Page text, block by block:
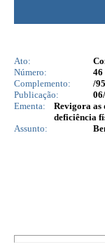
Ato:
Número:
46
Complemento:
/95
Publicação:
Ementa:
Revigora as
deficiência
Assunto: